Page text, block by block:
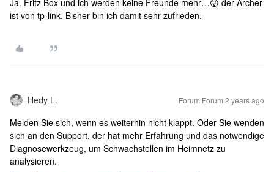
Ja. Fritz Box und ich werden keine Freunde mehr…😜 der Archer
ist von tp-link. Bisher bin ich damit sehr zufrieden.
Hedy L. Forum|Forum|2 years ago
Melden Sie sich, wenn es weiterhin nicht klappt. Oder Sie wenden
sich an den Support, der hat mehr Erfahrung und das notwendige
Diagnosewerkzeug, um Schwachstellen im Heimnetz zu
analysieren.